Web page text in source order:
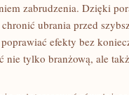
zabrudzenia. Dzięki
ubrania przed
efekty bez
nie tylko branżową, ale